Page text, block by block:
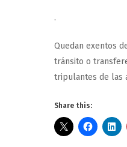
.
Quedan exentos
tránsito o
tripulantes de las
Share this: